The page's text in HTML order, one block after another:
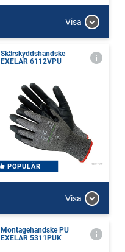
Visa
Skärskyddshandske
EXELAR 6112VPU
POPULÄR
Visa
Montagehandske PU
EXELAR 5311PUK